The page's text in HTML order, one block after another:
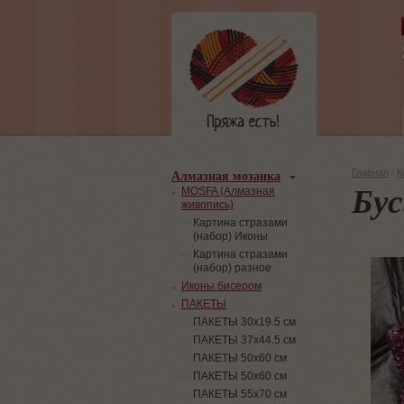
Главная
Алмазная мозаика
MOSFA (Алмазная
живопись)
Картина стразами
(набор) Иконы
Картина стразами
(набор) разное
Иконы бисером
ПАКЕТЫ
ПАКЕТЫ 30х19.5 см
ПАКЕТЫ 37х44.5 см
ПАКЕТЫ 50х60 см
ПАКЕТЫ 50х60 см
ПАКЕТЫ 55х70 см